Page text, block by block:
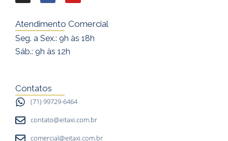
n
s
t
a
g
m
a
e
b
o
o
u
u
Atendimento Comercial
Seg. a Sex.: 9h às 18h
Sáb.: 9h às 12h
Contatos
(71) 99729-6464
contato@eitaxi.com.br
comercial@eitaxi.com.br